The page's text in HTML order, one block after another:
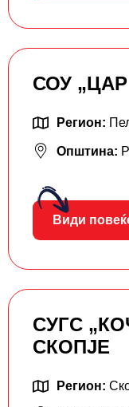
СОУ
Регион:
Општина:
Види
СУГС
СКОПЈЕ
Регион: